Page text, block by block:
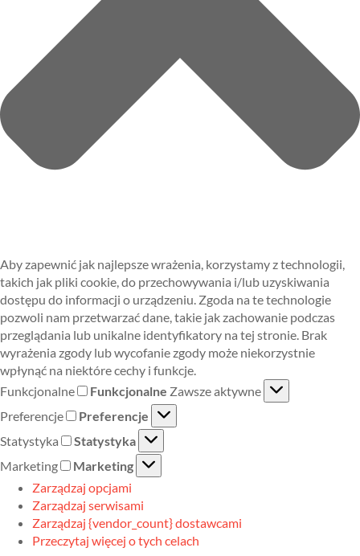
Aby zapewnić jak najlepsze wrażenia, korzystamy z technologii,
takich jak pliki cookie, do przechowywania i/lub uzyskiwania
dostępu do informacji o urządzeniu. Zgoda na te technologie
pozwoli nam przetwarzać dane, takie jak zachowanie podczas
przeglądania lub unikalne identyfikatory na tej stronie. Brak
wyrażenia zgody lub wycofanie zgody może niekorzystnie
wpłynąć na niektóre cechy i funkcje.
Funkcjonalne
Funkcjonalne Zawsze aktywne
Preferencje
Preferencje
Statystyka
Statystyka
Marketing
Marketing
Zarządzaj opcjami
Zarządzaj serwisami
Zarządzaj {vendor_count} dostawcami
Przeczytaj więcej o tych celach